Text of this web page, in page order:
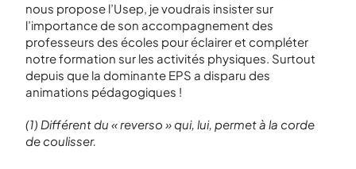
nous propose l’Usep, je voudrais insister sur
l’importance de son accompagnement des
professeurs des écoles pour éclairer et compléter
notre formation sur les activités physiques. Surtout
depuis que la dominante EPS a disparu des
animations pédagogiques !
(1) Différent du « reverso » qui, lui, permet à la corde
de coulisser.